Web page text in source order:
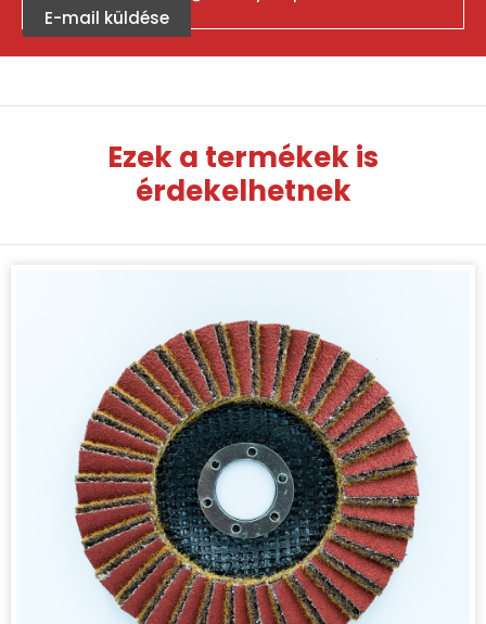
E-mail küldése
Ezek a termékek is
érdekelhetnek